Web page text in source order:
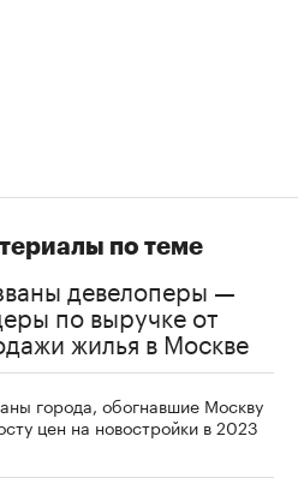
по теме
девелоперы —
по выручке от
жилья в Москве
города, обогнавшие Москву
цен на новостройки в 2023